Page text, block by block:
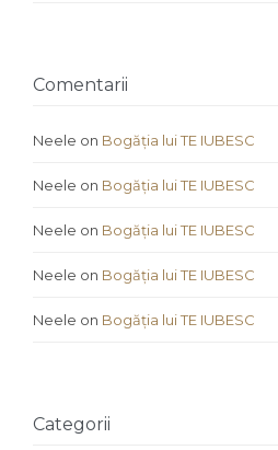
Comentarii
Neele on Bogăția lui TE IUBESC
Neele on Bogăția lui TE IUBESC
Neele on Bogăția lui TE IUBESC
Neele on Bogăția lui TE IUBESC
Neele on Bogăția lui TE IUBESC
Categorii